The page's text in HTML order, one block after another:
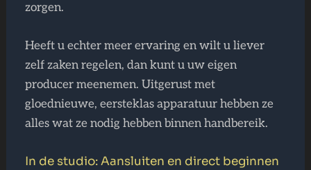
zorgen.
Heeft u echter meer ervaring en wilt u liever
zelf zaken regelen, dan kunt u uw eigen
producer meenemen. Uitgerust met
gloednieuwe, eersteklas apparatuur hebben ze
alles wat ze nodig hebben binnen handbereik.
In de studio: Aansluiten en direct beginnen